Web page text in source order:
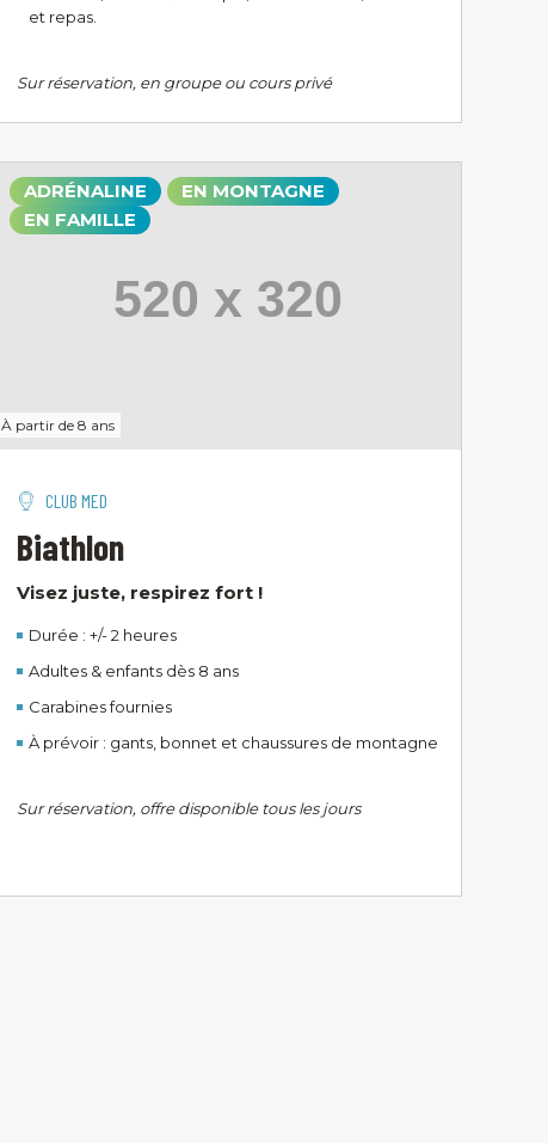
et repas.
Sur réservation, en groupe ou cours privé
À partir de 8 ans
CLUB MED
Biathlon
Visez juste, respirez fort !
Durée : +/- 2 heures
Adultes & enfants dès 8 ans
Carabines fournies
À prévoir : gants, bonnet et chaussures de montagne
Sur réservation, offre disponible tous les jours
ADRÉNALINE
EN MONTAGNE
EN FAMILLE